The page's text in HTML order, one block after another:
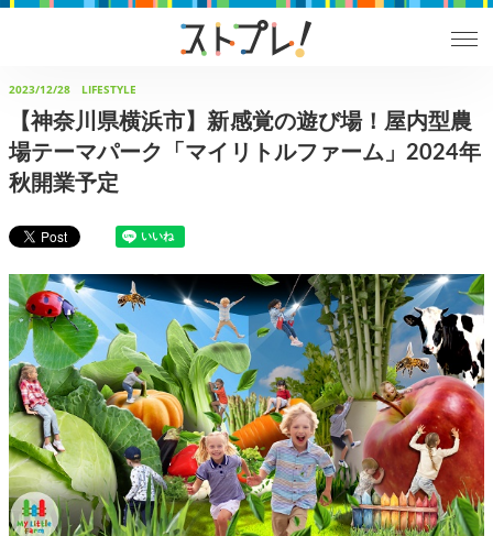
2023/12/28 LIFESTYLE
【神奈川県横浜市】新感覚の遊び場！屋内型農
場テーマパーク「マイリトルファーム」2024年
秋開業予定